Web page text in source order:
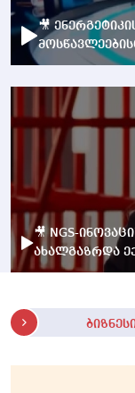
🎥
🎥 NGS-
ახალგაზრდა